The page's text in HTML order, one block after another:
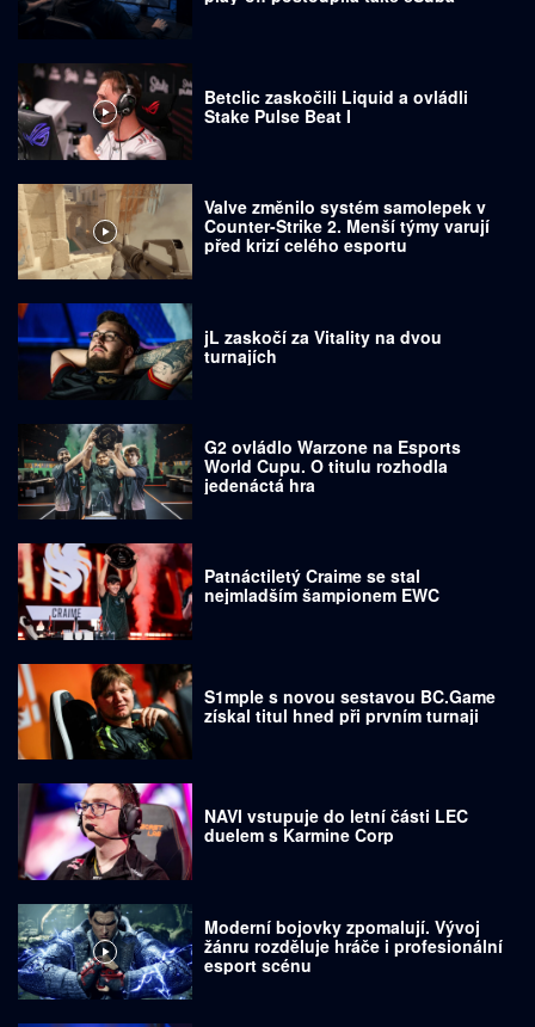
Betclic zaskočili Liquid a ovládli
Stake Pulse Beat I
Valve změnilo systém samolepek v
Counter-Strike 2. Menší týmy varují
před krizí celého esportu
jL zaskočí za Vitality na dvou
turnajích
G2 ovládlo Warzone na Esports
World Cupu. O titulu rozhodla
jedenáctá hra
Patnáctiletý Craime se stal
nejmladším šampionem EWC
S1mple s novou sestavou BC.Game
získal titul hned při prvním turnaji
NAVI vstupuje do letní části LEC
duelem s Karmine Corp
Moderní bojovky zpomalují. Vývoj
žánru rozděluje hráče i profesionální
esport scénu